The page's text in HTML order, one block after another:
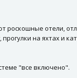
роскошные отели,
на яхтах и
"все включено".